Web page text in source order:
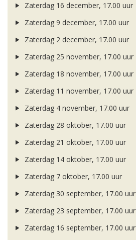
Zaterdag 16 december, 17.00 uur
Zaterdag 9 december, 17.00 uur
Zaterdag 2 december, 17.00 uur
Zaterdag 25 november, 17.00 uur
Zaterdag 18 november, 17.00 uur
Zaterdag 11 november, 17.00 uur
Zaterdag 4 november, 17.00 uur
Zaterdag 28 oktober, 17.00 uur
Zaterdag 21 oktober, 17.00 uur
Zaterdag 14 oktober, 17.00 uur
Zaterdag 7 oktober, 17.00 uur
Zaterdag 30 september, 17.00 uur
Zaterdag 23 september, 17.00 uur
Zaterdag 16 september, 17.00 uur